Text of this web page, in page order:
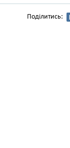
Поділитись: